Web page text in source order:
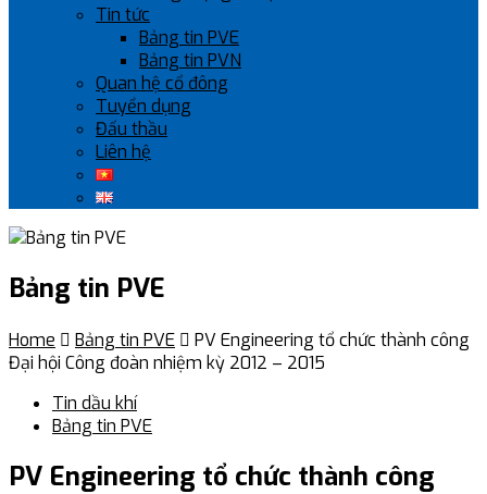
Tin tức
Bảng tin PVE
Bảng tin PVN
Quan hệ cổ đông
Tuyển dụng
Đấu thầu
Liên hệ
Bảng tin PVE
Home  Bảng tin PVE  PV Engineering tổ chức thành công
Đại hội Công đoàn nhiệm kỳ 2012 – 2015
Tin dầu khí
Bảng tin PVE
PV Engineering tổ chức thành công